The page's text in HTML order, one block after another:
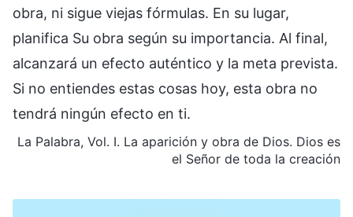
obra, ni sigue viejas fórmulas. En su lugar,
planifica Su obra según su importancia. Al final,
alcanzará un efecto auténtico y la meta prevista.
Si no entiendes estas cosas hoy, esta obra no
tendrá ningún efecto en ti.
La Palabra, Vol. I. La aparición y obra de Dios. Dios es
el Señor de toda la creación